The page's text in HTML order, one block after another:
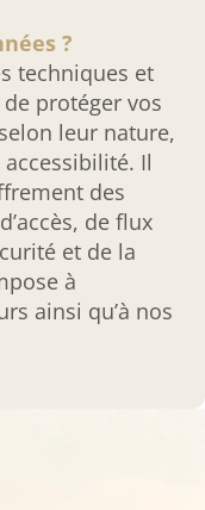
?
techniques et
protéger vos
leur nature,
Il
des
de flux
et de la
à
ainsi qu’à nos